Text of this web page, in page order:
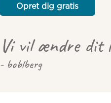
Opret dig gratis
Vi vil ændre dit
- boblberg